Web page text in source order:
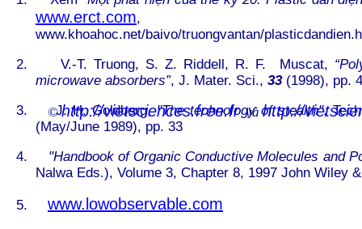
www.erct.com,
www.khoahoc.net/baivo/truongvantan/
2.
V.-T. Truong, S. Z. Riddell, R. F. Muscat,
microwave absorbers”, J. Mater. Sci., 33(1998), pp.
3.
J. H. Goldberg,"The technology of stealth",
(May/June 1989), pp. 33
4.
"Handbook of Organic Conductive Molecules and
Nalwa Eds.), Volume 3, Chapter 8, 1997 John Wiley
5. www.lowobservable.com
©http://vietsciences.free.fr vàhttp://